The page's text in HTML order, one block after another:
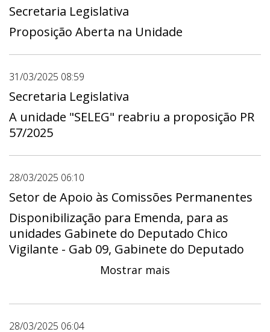
Secretaria Legislativa
Proposição Aberta na Unidade
31/03/2025 08:59
Secretaria Legislativa
A unidade "SELEG" reabriu a proposição PR
57/2025
28/03/2025 06:10
Setor de Apoio às Comissões Permanentes
Disponibilização para Emenda, para as
unidades Gabinete do Deputado Chico
Vigilante - Gab 09, Gabinete do Deputado
Daniel Donizet - Gab 15, Gabinete do
Gabinete do Deputado Iolando - Gab 21,
Mostrar mais
28/03/2025 06:04